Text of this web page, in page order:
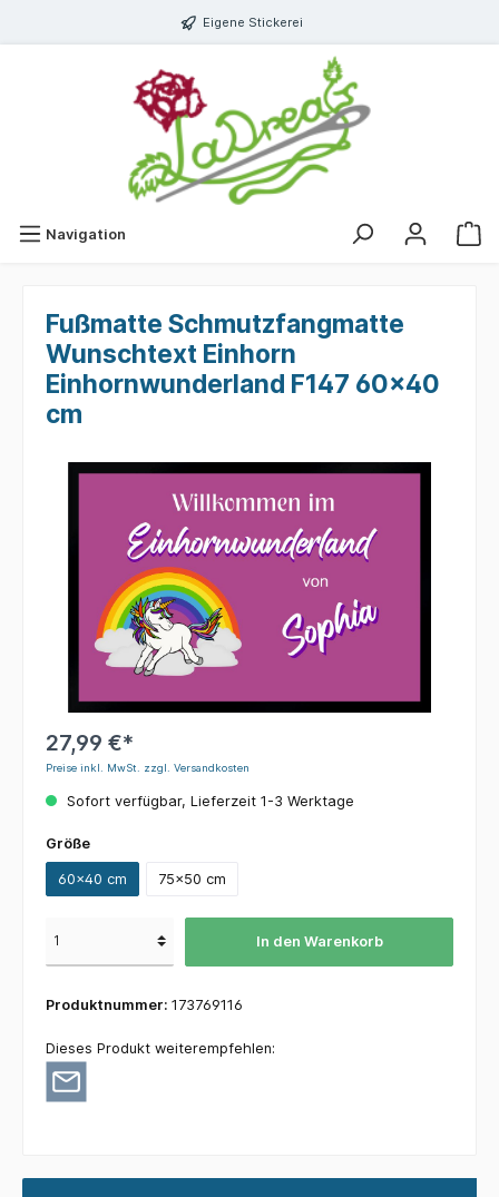
Eigene Stickerei
Navigation
Fußmatte Schmutzfangmatte
Wunschtext Einhorn
Einhornwunderland F147 60x40
cm
27,99 €*
Preise inkl. MwSt. zzgl. Versandkosten
Sofort verfügbar, Lieferzeit 1-3 Werktage
Größe
60x40 cm 75x50 cm
In den Warenkorb
Produktnummer: 173769116
Dieses Produkt weiterempfehlen: